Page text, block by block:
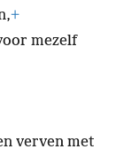
+
mezelf
verven met